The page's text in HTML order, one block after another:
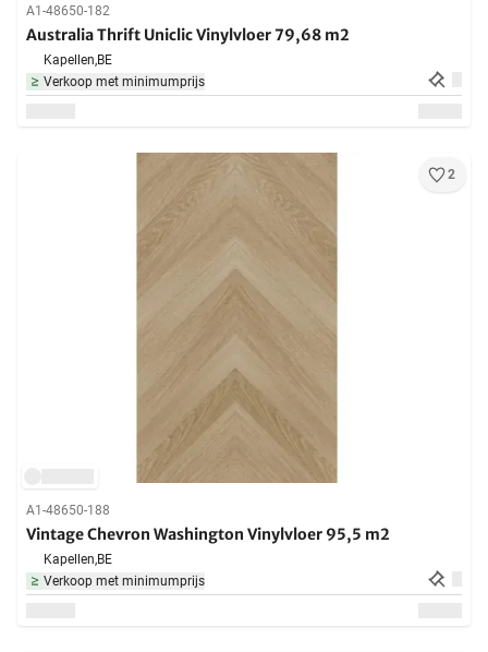
A1-48650-182
Australia Thrift Uniclic Vinylvloer 79,68 m2
Kapellen,BE
Verkoop met minimumprijs
2
A1-48650-188
Vintage Chevron Washington Vinylvloer 95,5 m2
Kapellen,BE
Verkoop met minimumprijs